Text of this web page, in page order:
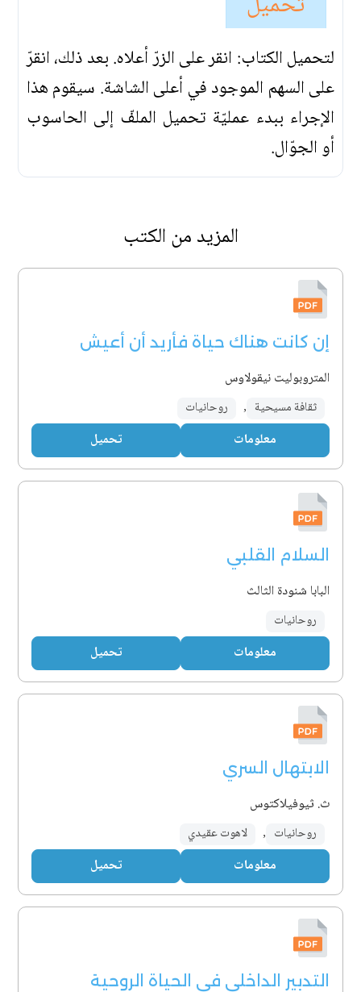
لتحميل الكتاب: انقر على الزرّ أعلاه. بعد ذلك، انقرّ
على السهم الموجود في أعلى الشاشة. سيقوم هذا
الإجراء ببدء عمليّة تحميل الملفّ إلى الحاسوب
أو الجوّال.
المزيد من الكتب
إن كانت هناك حياة فأريد أن أعيش
المتروبوليت نيقولاوس
ثقافة مسيحية , روحانيات
معلومات تحميل
السلام القلبي
البابا شنودة الثالث
روحانيات
معلومات تحميل
الابتهال السري
ث. ثيوفيلاكتوس
روحانيات , لاهوت عقيدي
معلومات تحميل
التدبير الداخلي في الحياة الروحية